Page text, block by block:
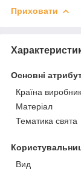
Приховати
Основні
Країна виробник
Матеріал
Тематика свята
Вид